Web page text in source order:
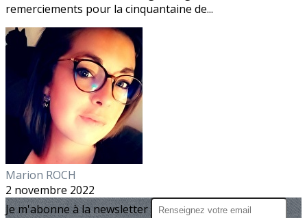
remerciements pour la cinquantaine de...
Marion ROCH
2 novembre 2022
Je m'abonne à la newsletter